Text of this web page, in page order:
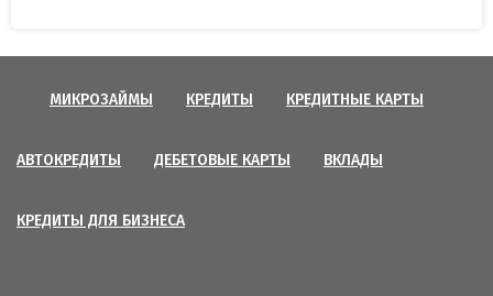
МИКРОЗАЙМЫ КРЕДИТЫ КРЕДИТНЫЕ КАРТЫ
АВТОКРЕДИТЫ ДЕБЕТОВЫЕ КАРТЫ ВКЛАДЫ
КРЕДИТЫ ДЛЯ БИЗНЕСА